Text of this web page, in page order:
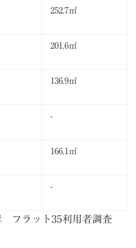
252.7㎡
201.6㎡
136.9㎡
-
166.1㎡
-
フラット35利用者調査